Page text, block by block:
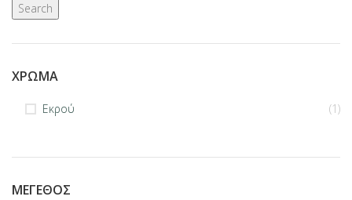
Search
ΧΡΏΜΑ
Εκρού (1)
ΜΈΓΕΘΟΣ